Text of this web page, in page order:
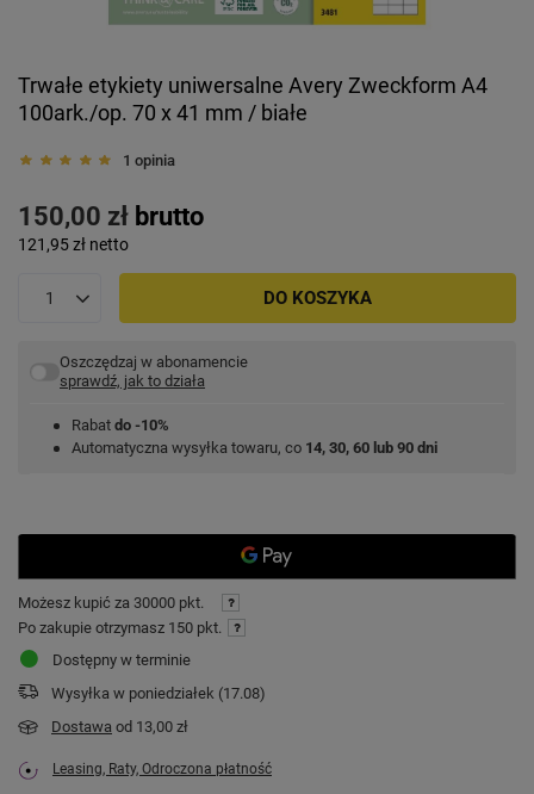
Trwałe etykiety uniwersalne Avery Zweckform A4
100ark./op. 70 x 41 mm / białe
1 opinia
150,00 zł brutto
121,95 zł netto
DO KOSZYKA
Oszczędzaj w abonamencie
sprawdź, jak to działa
Rabat do -10%
Automatyczna wysyłka towaru, co 14, 30, 60 lub 90 dni
Możesz kupić za 30000 pkt.
Po zakupie otrzymasz 150 pkt.
Dostępny w terminie
Wysyłka w poniedziałek (17.08)
Dostawa od 13,00 zł
Leasing, Raty, Odroczona płatność